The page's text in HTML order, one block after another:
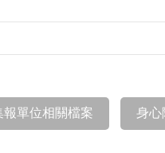
報單位相關檔案 身